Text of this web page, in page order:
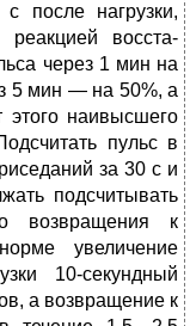
после нагрузки,
восста­
через 1 мин на
5 мин — на 50%, а
наивысшего
пульс в
за 30 с и
подсчитывать
возвращения к
увеличение
10-секундный
а воз­вращение к